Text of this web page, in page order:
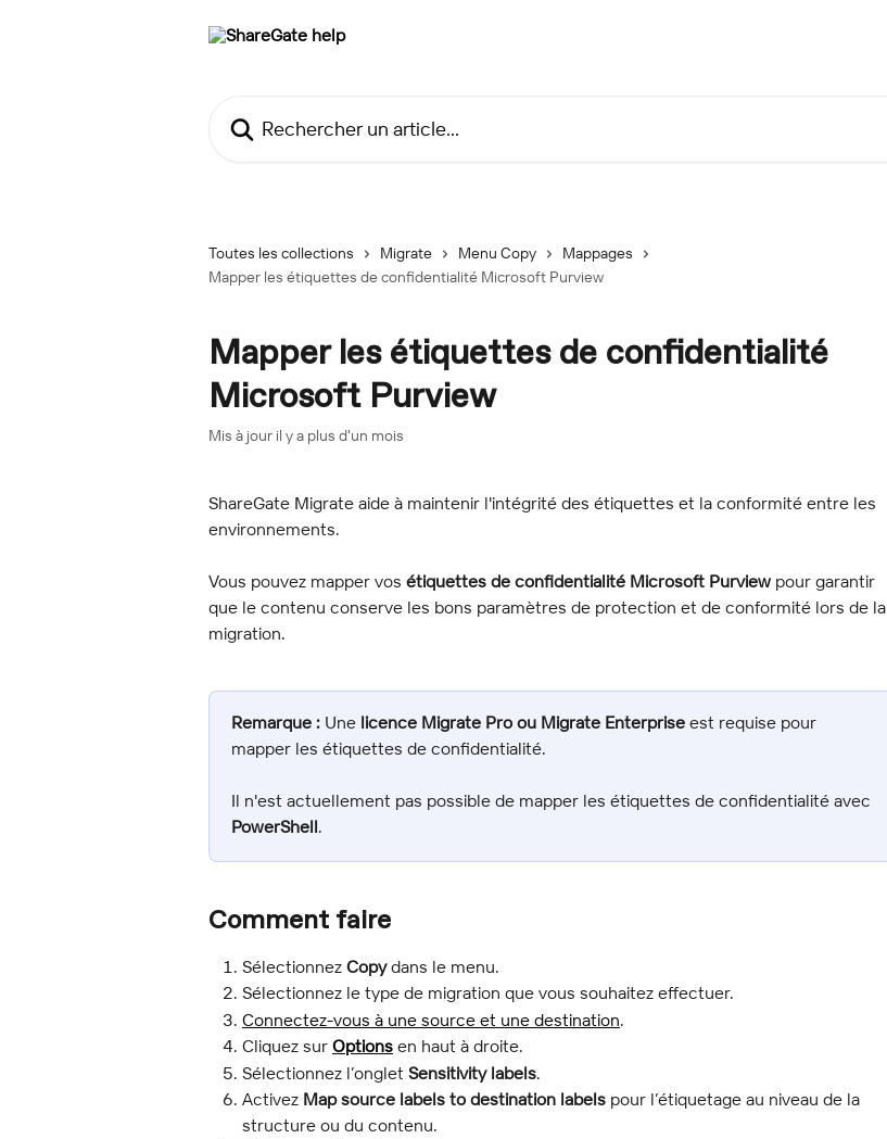
Toutes les collections Migrate Menu Copy
Mappages
Mapper les étiquettes de confidentialité Microsoft Purview
Mapper les étiquettes de confidentialité
Microsoft Purview
Mis à jour il y a plus d'un mois
ShareGate Migrate aide à maintenir l'intégrité des étiquettes et la conformité entre les
environnements.
Vous pouvez mapper vos étiquettes de confidentialité Microsoft Purview pour garantir
que le contenu conserve les bons paramètres de protection et de conformité lors de la
migration.
Remarque : Une licence Migrate Pro ou Migrate Enterprise est requise pour
mapper les étiquettes de confidentialité.
Il n'est actuellement pas possible de mapper les étiquettes de confidentialité avec
PowerShell.
Comment faire
Sélectionnez Copy dans le menu.
Sélectionnez le type de migration que vous souhaitez effectuer.
Connectez-vous à une source et une destination.
Cliquez sur Options en haut à droite.
Sélectionnez l’onglet Sensitivity labels.
Activez Map source labels to destination labels pour l’étiquetage au niveau de la
structure ou du contenu.